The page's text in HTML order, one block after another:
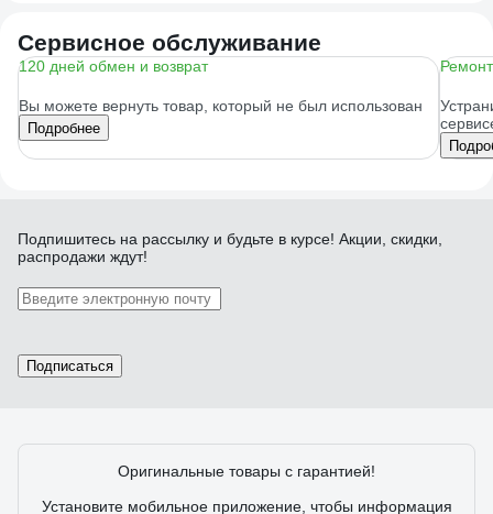
Сервисное обслуживание
120 дней обмен и возврат
Вы можете вернуть товар, который не был использован
Подробнее
Подпишитесь на рассылку и будьте в курсе! Акции, скидки,
распродажи ждут!
Подписаться
Оригинальные товары с гарантией!
Установите мобильное приложение, чтобы информация